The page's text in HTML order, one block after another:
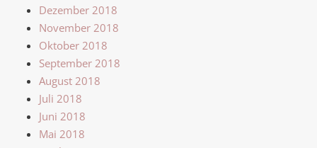
Dezember 2018
November 2018
Oktober 2018
September 2018
August 2018
Juli 2018
Juni 2018
Mai 2018